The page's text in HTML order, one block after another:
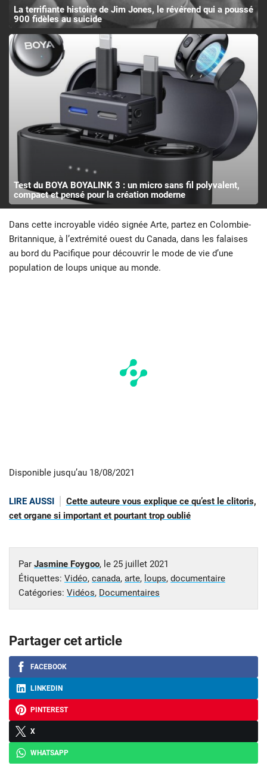
La terrifiante histoire de Jim Jones, le révérend qui a poussé
900 fidèles au suicide
Test du BOYA BOYALINK 3 : un micro sans fil polyvalent,
compact et pensé pour la création moderne
Dans cette incroyable vidéo signée Arte, partez en Colombie-
Britannique, à l’extrémité ouest du Canada, dans les falaises
au bord du Pacifique pour découvrir le mode de vie d’une
population de loups unique au monde.
Disponible jusqu’au 18/08/2021
LIRE AUSSI
Cette auteure vous explique ce qu’est le clitoris,
cet organe si important et pourtant trop oublié
Par Jasmine Foygoo, le 25 juillet 2021
Étiquettes: Vidéo, canada, arte, loups, documentaire
Catégories: Vidéos, Documentaires
Partager cet article
FACEBOOK
LINKEDIN
PINTEREST
X
WHATSAPP